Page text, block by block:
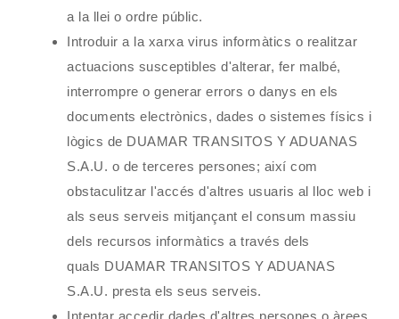
a la llei o ordre públic.
Introduir a la xarxa virus informàtics o realitzar
actuacions susceptibles d'alterar, fer malbé,
interrompre o generar errors o danys en els
documents electrònics, dades o sistemes físics i
lògics de DUAMAR TRANSITOS Y ADUANAS
S.A.U. o de terceres persones; així com
obstaculitzar l'accés d'altres usuaris al lloc web i
als seus serveis mitjançant el consum massiu
dels recursos informàtics a través dels
quals DUAMAR TRANSITOS Y ADUANAS
S.A.U. presta els seus serveis.
Intentar accedir dades d'altres persones o àrees